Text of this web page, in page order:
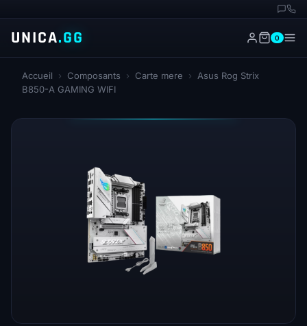
UNICA.GG 0
Accueil › Composants › Carte mere ›
Asus Rog Strix
B850-A GAMING WIFI